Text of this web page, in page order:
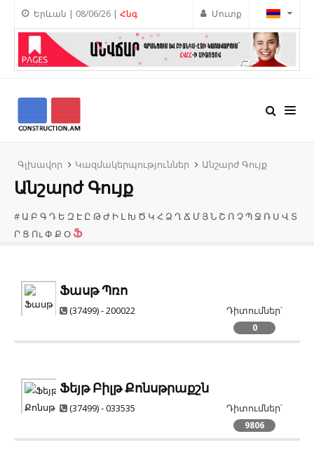
Մուտք
Երևան | 08/06/26 | Հնգ
Գլխավոր Կազմակերպություններ Անշարժ Գույք
Անշարժ Գույք
# Ա Բ ԳԴ Ե Զ Է Ը ԹԺ Ի Լ Խ Ծ Կ Հ Ձ ՂՃ Մ ՅՆ Շ Ո ՉՊ Ջ Ռ Ս Վ Տ
Ր Ց ՈւՓ Ք Օ Ֆ
Ֆասթ Պռո
Դիտումներ՝
0
(37499) - 200022
Ֆեյթ Բիլթ Քոնսթրաքշն
Դիտումներ՝
9806
(37499) - 033535